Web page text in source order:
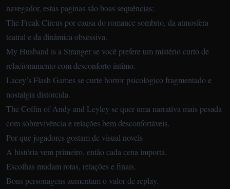
navegador, estas paginas são boas sequências:
The Freak Circus por causa do romance sombrio, da atmosfera
teatral e da dinâmica obsessiva.
My Husband is a Stranger se você prefere um mistério curto de
relacionamento com desconforto íntimo.
Lacey’s Flash Games se curte horror psicológico fragmentado e
nostalgia distorcida.
The Coffin of Andy and Leyley se quer uma narrativa mais pesada
com sobrevivência e relações bem desconfortáveis.
Por que jogadores gostam de visual novels
A história vem primeiro, então cada cena importa.
Escolhas mudam rotas, relações e finais.
Bons personagens aumentam o valor de replay.